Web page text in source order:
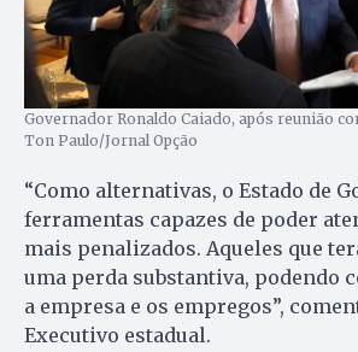
Governador Ronaldo Caiado, após reunião
Ton Paulo/Jornal Opção
“Como alternativas, o Estado de
ferramentas capazes de poder
mais penalizados. Aqueles que
uma perda substantiva, podendo
a empresa e os empregos”,
Executivo estadual.